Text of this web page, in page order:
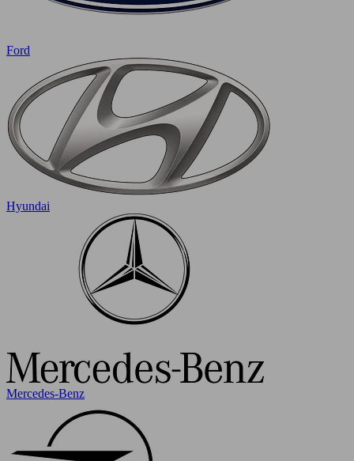
Ford
Hyundai
Mercedes-Benz